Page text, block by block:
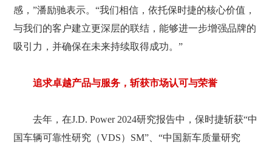
感，”潘励驰表示。“我们相信，依托保时捷的核心价值，
与我们的客户建立更深层的联结，能够进一步增强品牌的
吸引力，并确保在未来持续取得成功。”
追求卓越产品与服务，斩获市场认可与荣誉
去年，在J.D. Power 2024研究报告中，保时捷斩获“中
国车辆可靠性研究（VDS）SM”、“中国新车质量研究